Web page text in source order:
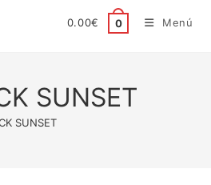
0.00€ 0 Menú
SUNSET
SUNSET